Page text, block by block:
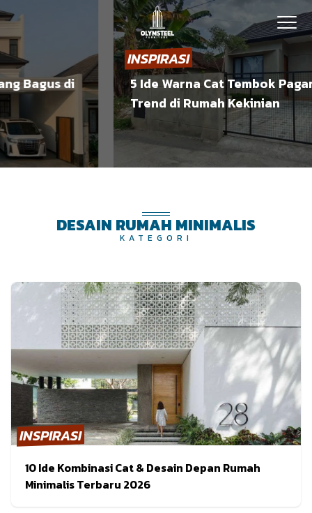
Bagus di
INSPIRASI
5 Ide Warna Cat Tembok Pagar
Trend di Rumah Kekinian
DESAIN RUMAH MINIMALIS
KATEGORI
INSPIRASI
10 Ide Kombinasi Cat & Desain Depan Rumah
Minimalis Terbaru 2026